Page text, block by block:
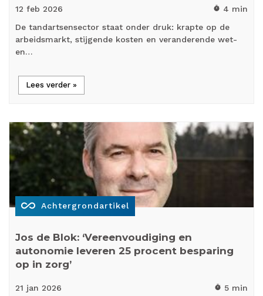
12 feb 2026 timer 4 min
De tandartsensector staat onder druk: krapte op de
arbeidsmarkt, stijgende kosten en veranderende wet-
en…
Lees verder »
all_inclusive Achtergrondartikel
Jos de Blok: ‘Vereenvoudiging en
autonomie leveren 25 procent besparing
op in zorg’
21 jan 2026 timer 5 min